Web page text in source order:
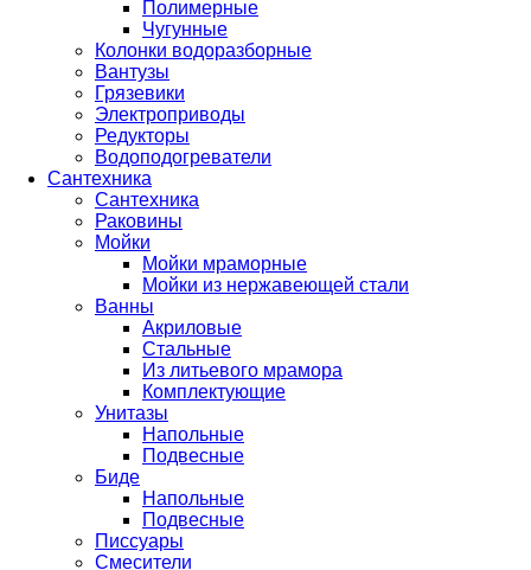
Полимерные
Чугунные
Колонки водоразборные
Вантузы
Грязевики
Электроприводы
Редукторы
Водоподогреватели
Сантехника
Сантехника
Раковины
Мойки
Мойки мраморные
Мойки из нержавеющей стали
Ванны
Акриловые
Стальные
Из литьевого мрамора
Комплектующие
Унитазы
Напольные
Подвесные
Биде
Напольные
Подвесные
Писсуары
Смесители